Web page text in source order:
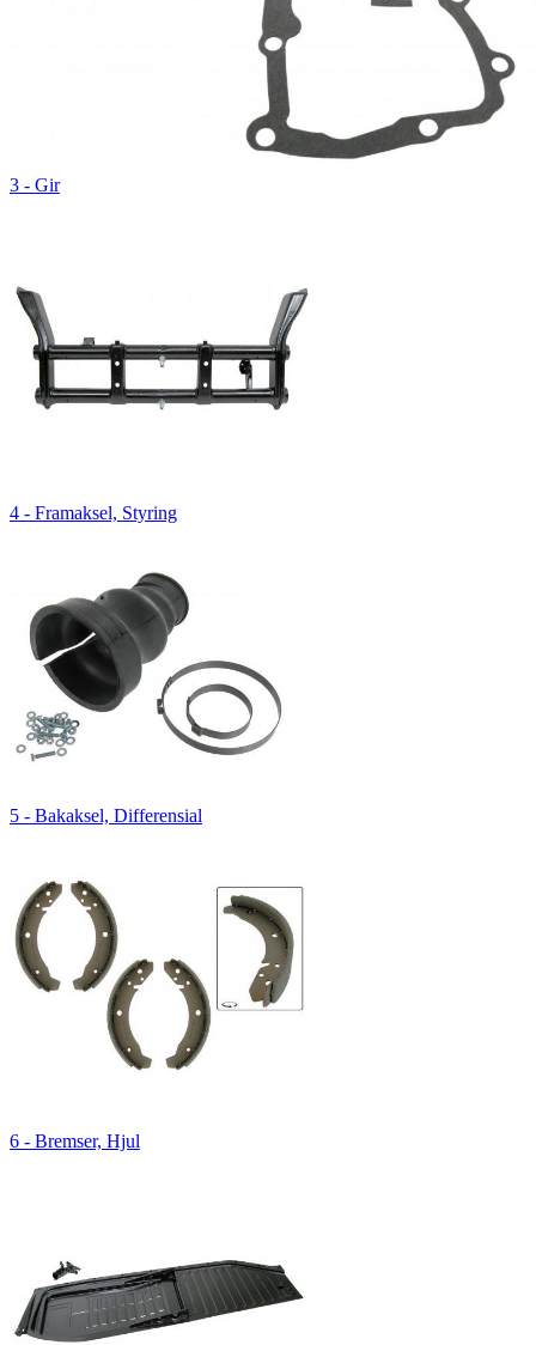
3 - Gir
4 - Framaksel, Styring
5 - Bakaksel, Differensial
6 - Bremser, Hjul